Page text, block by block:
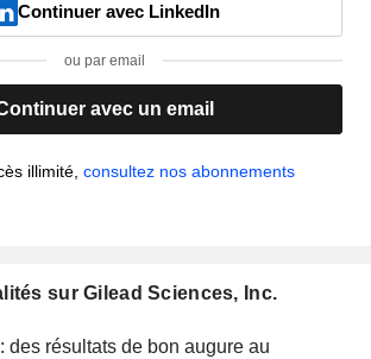
Continuer avec LinkedIn
ou par email
avec un email
illimité, consultez nos abonnements
sur Gilead Sciences, Inc.
des résultats de bon augure au